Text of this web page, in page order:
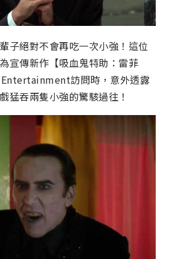
子絕對不會再吃一次小強！這位
宣傳新作【吸血鬼特助：雷菲
訪問時，意外透露
猛吞兩隻小強的驚駭過往！